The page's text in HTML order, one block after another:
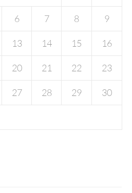
6 7 8 9
13 14 15 16
20 21 22 23
27 28 29 30